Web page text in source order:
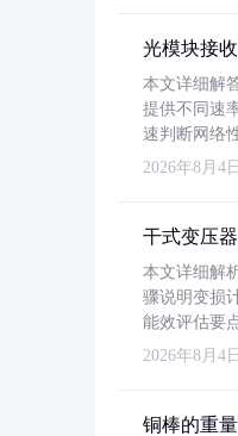
光模块接
本文详细解
提供不同速
速判断网络
2026年8月4日
干式变压
本文详细解
骤说明变损
能效评估要点
2026年8月4日
铜棒的重